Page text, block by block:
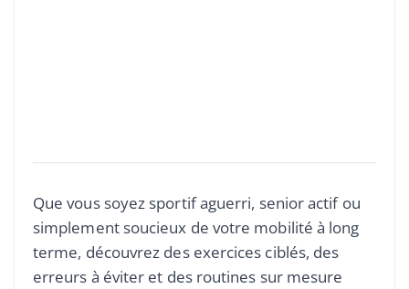
Que vous soyez sportif aguerri, senior actif ou
simplement soucieux de votre mobilité à long
terme, découvrez des exercices ciblés, des
erreurs à éviter et des routines sur mesure